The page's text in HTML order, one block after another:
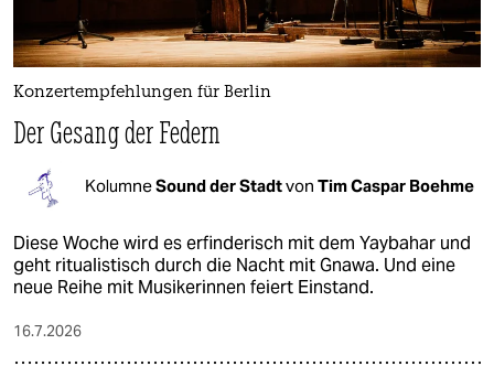
Konzertempfehlungen für Berlin
Der Gesang der Federn
KolumneSound der Stadtvon Tim Caspar Boehme
Diese Woche wird es erfinderisch mit dem Yaybahar und
geht ritualistisch durch die Nacht mit Gnawa. Und eine
neue Reihe mit Musikerinnen feiert Einstand.
16.7.2026